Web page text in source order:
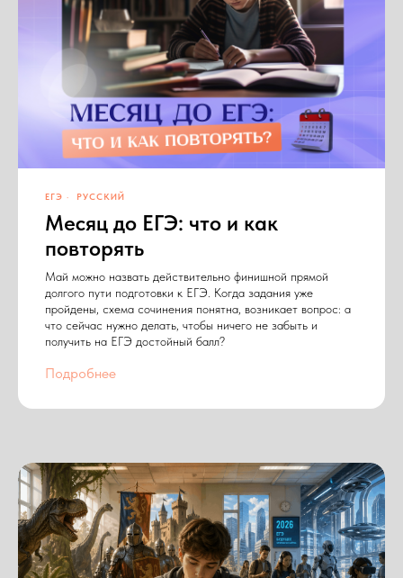
ЕГЭ РУССКИЙ
Месяц до ЕГЭ: что и как
повторять
Май можно назвать действительно финишной прямой
долгого пути подготовки к ЕГЭ. Когда задания уже
пройдены, схема сочинения понятна, возникает вопрос: а
что сейчас нужно делать, чтобы ничего не забыть и
получить на ЕГЭ достойный балл?
Подробнее